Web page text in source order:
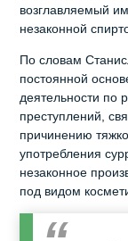
возглавляемый
незаконной
По словам
постоянной
деятельности по
преступлений,
причинению
употребления
незаконное
под видом